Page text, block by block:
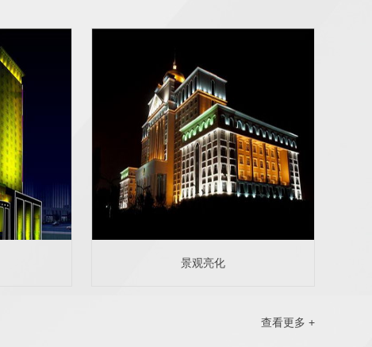
景观亮化
查看更多 +